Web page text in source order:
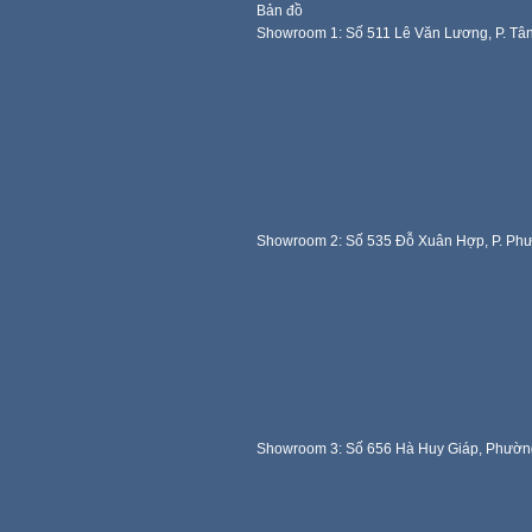
Bản đồ
Showroom 1: Số 511 Lê Văn Lương, P.
Showroom 2: Số 535 Đỗ Xuân Hợp, P.
Showroom 3: Số 656 Hà Huy Giáp,